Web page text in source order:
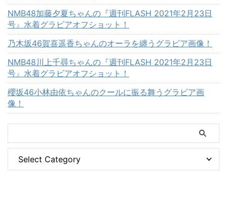
NMB48加藤夕夏ちゃんの『週刊FLASH 2021年2月23日
号』水着グラビアオフショット！
乃木坂46賀喜遥香ちゃんのオーラを纏うグラビア画像！
NMB48川上千尋ちゃんの『週刊FLASH 2021年2月23日
号』水着グラビアオフショット！
櫻坂46小林由依ちゃんのクールに振る舞うグラビア画
像！